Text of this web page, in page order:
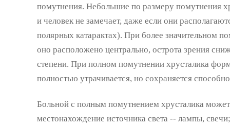
помутнения. Небольшие по размеру помутнения
и человек не замечает, даже если они
полярных катарактах). При более значительном
оно расположено центрально, острота зрения
степени. При полном помутнении хрусталика
полностью утрачивается, но сохраняется
Больной с полным помутнением хрусталика
местонахождение источника света -- лампы, свечи;